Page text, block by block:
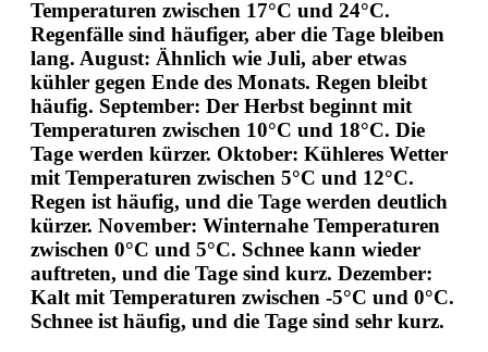
Temperaturen zwischen 17°C und 24°C.
Regenfälle sind häufiger, aber die Tage bleiben
lang. August: Ähnlich wie Juli, aber etwas
kühler gegen Ende des Monats. Regen bleibt
häufig. September: Der Herbst beginnt mit
Temperaturen zwischen 10°C und 18°C. Die
Tage werden kürzer. Oktober: Kühleres Wetter
mit Temperaturen zwischen 5°C und 12°C.
Regen ist häufig, und die Tage werden deutlich
kürzer. November: Winternahe Temperaturen
zwischen 0°C und 5°C. Schnee kann wieder
auftreten, und die Tage sind kurz. Dezember:
Kalt mit Temperaturen zwischen -5°C und 0°C.
Schnee ist häufig, und die Tage sind sehr kurz.